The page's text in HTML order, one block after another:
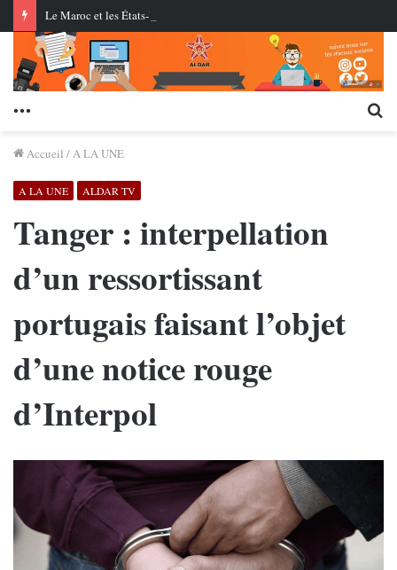
Accueil /A LA UNE
A LA UNE ALDAR TV
Tanger : interpellation
d’un ressortissant
portugais faisant l’objet
d’une notice rouge
d’Interpol